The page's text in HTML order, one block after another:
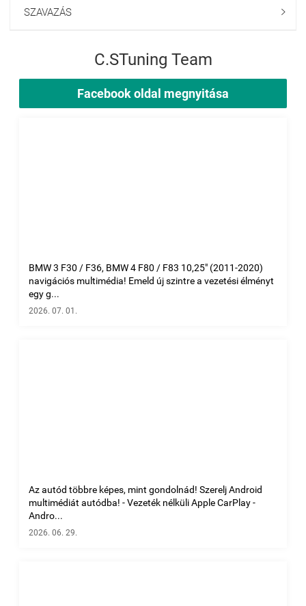
SZAVAZÁS 
C.STuning Team
Facebook oldal megnyitása
BMW 3 F30 / F36, BMW 4 F80 / F83 10,25" (2011-2020)
navigációs multimédia! Emeld új szintre a vezetési élményt
egy g...
2026. 07. 01.
Az autód többre képes, mint gondolnád! Szerelj Android
multimédiát autódba! - Vezeték nélküli Apple CarPlay -
Andro...
2026. 06. 29.